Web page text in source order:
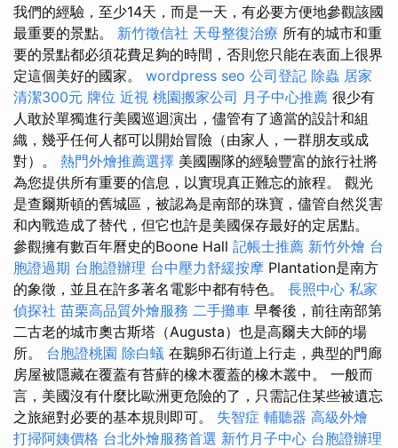
我們的經驗，至少14天，而是一天，有必要方便地參觀該國
最重要的景點。 新竹徵信社 天母整復治療 所有的城市和重
要的景點都必須花費足夠的時間，否則您只能在表面上很界
定這個美好的國家。 wordpress seo 公司登記 除蟲 居家
清潔300元 牌位 近視 桃園搬家公司 月子中心推薦 很少有
人敢於單獨進行美國巡迴演出，儘管有了適當的設計和組
織，幾乎任何人都可以開始冒險（由家人，一群朋友或成
對）。 熱門外燴推薦選擇 美國團隊的經驗豐富的旅行社將
為您提供所有重要的信息，以實現真正難忘的旅程。 觀光
是查爾斯頓的舊城區，被認為是南部的珠寶，儘管自然災害
和內戰造成了替代，但它也許是美國保存最好的定居點。
參觀擁有數百年曆史的Boone Hall 記帳士推薦 新竹外燴 台
胞證過期 台胞證辦理 台中壓力舒緩按摩 Plantation是南方
的象徵，並且在許多著名電影中都有特色。 長照中心 私家
偵探社 苗栗高品質外燴服務 二手攤車 早餐後，前往南部第
二古老的城市奧古斯塔（Augusta）也是高爾夫大師的場
所。 台胞證桃園 除白蟻 在鵝卵石街道上行走，典型的門廊
房屋被隱藏在覆蓋有苔蘚的橡木覆蓋的橡木叢中。 一般而
言，美國沒有什麼比歐洲更危險的了，只需記住某些被遺忘
之旅絕對必要的基本規則即可。 失智症 輔聽器 高級外燴
打掃阿姨價格 台北外燴服務首選 新竹月子中心 台胞證辦理